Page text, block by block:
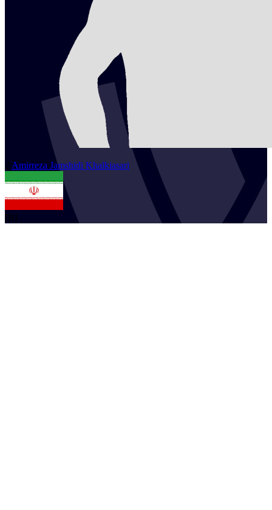
2 Amirreza Jamshidi Khalkiasari
IRI